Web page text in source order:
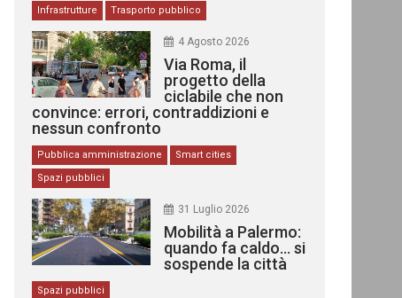
Infrastrutture Trasporto pubblico
4 Agosto 2026
Via Roma, il
progetto della
ciclabile che non
convince: errori, contraddizioni e
nessun confronto
Pubblica amministrazione
Smart cities
Spazi pubblici
31 Luglio 2026
Mobilità a Palermo:
quando fa caldo… si
sospende la città
Spazi pubblici